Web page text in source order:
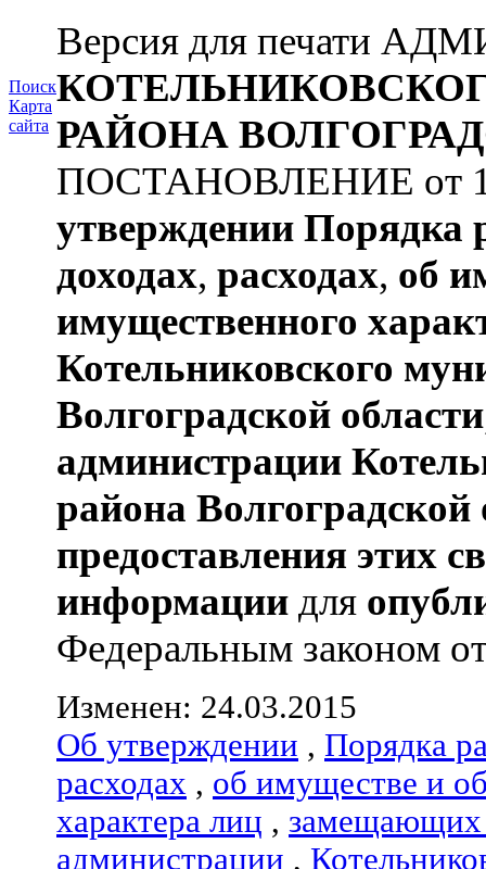
Поиск
Карта
сайта
Версия для печати
РАЙОНА
ПОСТАНОВЛЕНИЕ от
утверждении Порядка
доходах, расходах, об
имущественного
Котельниковского
Волгоградской области
администрации
района Волгоградской
предоставления этих
информации для
Федеральным законом
Изменен: 24.03.2015
Об утверждении , Порядка
расходах , об имуществе и
характера лиц , замещающих
администрации ,